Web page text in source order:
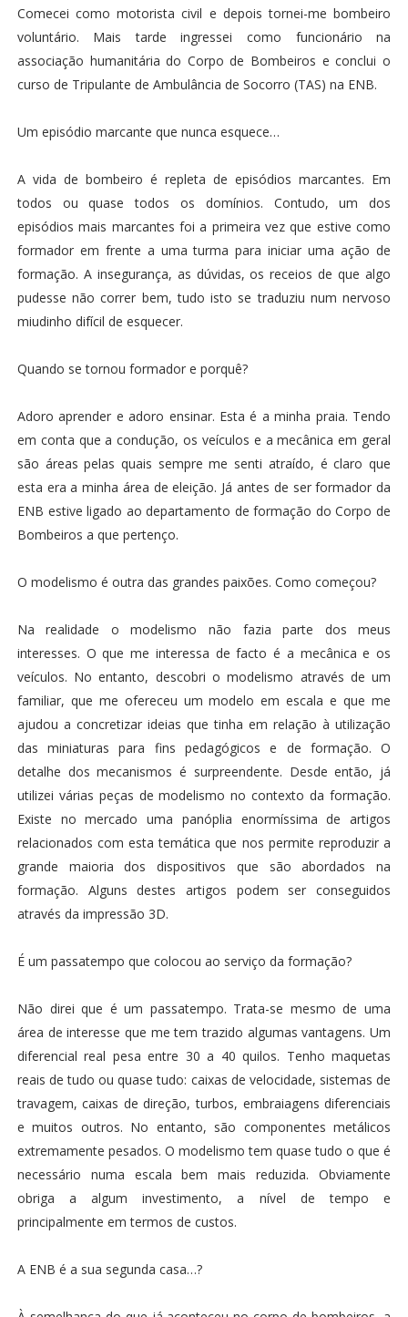
Comecei como motorista civil e depois tornei-me bombeiro
voluntário. Mais tarde ingressei como funcionário na
associação humanitária do Corpo de Bombeiros e conclui o
curso de Tripulante de Ambulância de Socorro (TAS) na ENB.
Um episódio marcante que nunca esquece…
A vida de bombeiro é repleta de episódios marcantes. Em
todos ou quase todos os domínios. Contudo, um dos
episódios mais marcantes foi a primeira vez que estive como
formador em frente a uma turma para iniciar uma ação de
formação. A insegurança, as dúvidas, os receios de que algo
pudesse não correr bem, tudo isto se traduziu num nervoso
miudinho difícil de esquecer.
Quando se tornou formador e porquê?
Adoro aprender e adoro ensinar. Esta é a minha praia. Tendo
em conta que a condução, os veículos e a mecânica em geral
são áreas pelas quais sempre me senti atraído, é claro que
esta era a minha área de eleição. Já antes de ser formador da
ENB estive ligado ao departamento de formação do Corpo de
Bombeiros a que pertenço.
O modelismo é outra das grandes paixões. Como começou?
Na realidade o modelismo não fazia parte dos meus
interesses. O que me interessa de facto é a mecânica e os
veículos. No entanto, descobri o modelismo através de um
familiar, que me ofereceu um modelo em escala e que me
ajudou a concretizar ideias que tinha em relação à utilização
das miniaturas para fins pedagógicos e de formação. O
detalhe dos mecanismos é surpreendente. Desde então, já
utilizei várias peças de modelismo no contexto da formação.
Existe no mercado uma panóplia enormíssima de artigos
relacionados com esta temática que nos permite reproduzir a
grande maioria dos dispositivos que são abordados na
formação. Alguns destes artigos podem ser conseguidos
através da impressão 3D.
É um passatempo que colocou ao serviço da formação?
Não direi que é um passatempo. Trata-se mesmo de uma
área de interesse que me tem trazido algumas vantagens. Um
diferencial real pesa entre 30 a 40 quilos. Tenho maquetas
reais de tudo ou quase tudo: caixas de velocidade, sistemas de
travagem, caixas de direção, turbos, embraiagens diferenciais
e muitos outros. No entanto, são componentes metálicos
extremamente pesados. O modelismo tem quase tudo o que é
necessário numa escala bem mais reduzida. Obviamente
obriga a algum investimento, a nível de tempo e
principalmente em termos de custos.
A ENB é a sua segunda casa…?